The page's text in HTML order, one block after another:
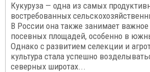
Кукуруза — одна из самых
востребованных
В России она также занимает важное
посевных площадей, особенно в
Однако с развитием селекции и
культура стала успешно
северных широтах...